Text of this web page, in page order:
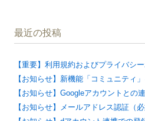
最近の投稿
【重要】利用規約およびプライバシ
【お知らせ】新機能「コミュニティ
【お知らせ】Googleアカウントとの
【お知らせ】メールアドレス認証（